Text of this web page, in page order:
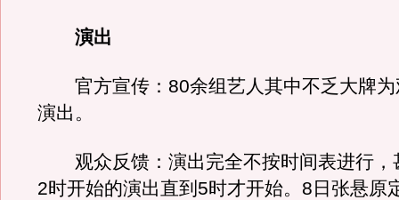
演出
官方宣传：80余组艺人其中不乏大牌为
演出。
观众反馈：演出完全不按时间表进行，
2时开始的演出直到5时才开始。8日张悬原